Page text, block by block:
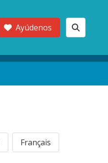
Ayúdenos
Français